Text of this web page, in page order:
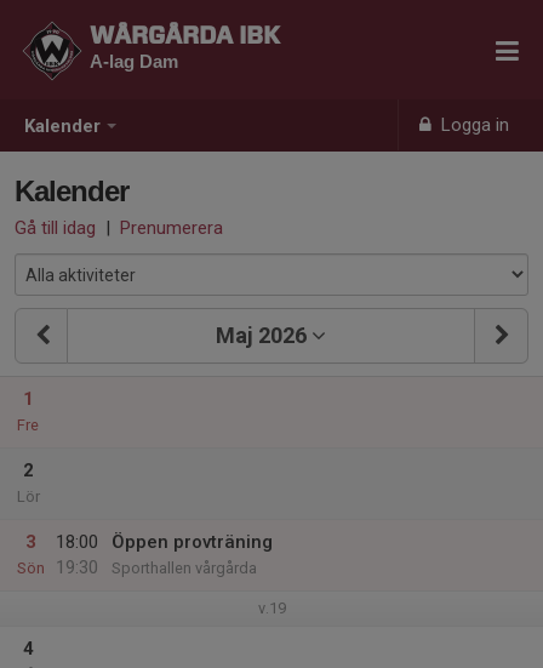
Kalender Logga in
WÅRGÅRDA IBK
A-lag Dam
Kalender
Gå till idag | Prenumerera
Maj 2026
1
Fre
2
Lör
3
Sön
18:00
19:30
Öppen provträning
Sporthallen vårgårda
v.19
4